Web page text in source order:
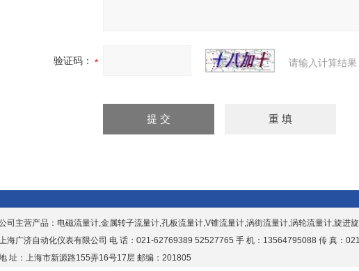
验证码： 请输入计算结
司主营产品： 电磁流量计,金属转子流量计,孔板流量计,V锥流量计,涡街流量计,涡轮流量计,旋进
海广济自动化仪表有限公司 电 话：021-62769389 52527765 手 机：13564795088 传 真：
址：上海市新源路155弄16号17层 邮编：201805